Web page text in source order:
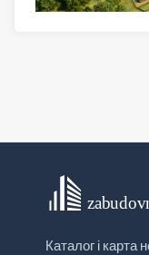
Каталог і карта